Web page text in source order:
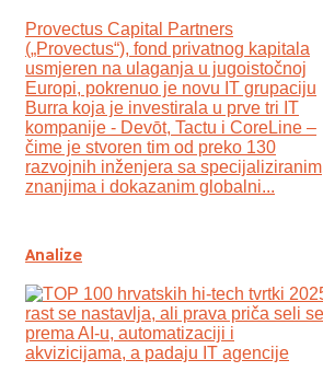
Provectus Capital Partners
(„Provectus“), fond privatnog kapitala
usmjeren na ulaganja u jugoistočnoj
Europi, pokrenuo je novu IT grupaciju
Burra koja je investirala u prve tri IT
kompanije - Devōt, Tactu i CoreLine –
čime je stvoren tim od preko 130
razvojnih inženjera sa specijaliziranim
znanjima i dokazanim globalni...
Analize